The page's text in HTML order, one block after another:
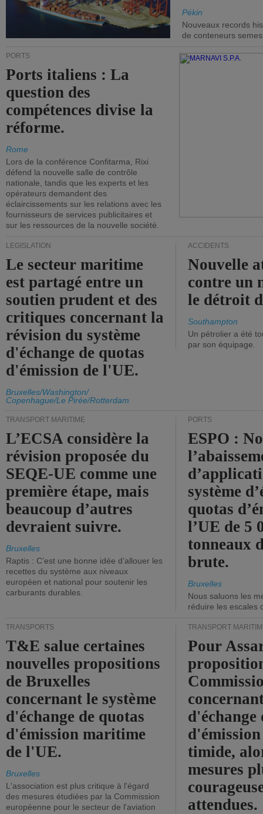
Pékin
Nouveaux records
de conteneurs
PORTS
Ports italiens : La
question des
compétences divise la
réforme.
Rome
Lors de la conférence Confitarma, Rixi
défend la nouvelle salle de contrôle
nationale, tandis que les experts et les
opérateurs demandent des
éclaircissements sur les relations avec les
fournisseurs de services publicitaires et
sur les ressources de la nouvelle société.
LÉGISLATION
Le secteur maritime
est partagé entre un
soutien prudent et des
critiques concernant la
révision du système
d'échange de quotas
d'émission de l'UE.
Bruxelles/Washington/
Copenhague/Le Pirée/Rotterdam
ACCIDENTS
Nouvelle
contre un
le détroit
Southampton
Un pétrolier a été
par son équipage.
TRANSPORT MARITIME
L’ECSA considère la
révision proposée du
SEQE-UE comme une
première étape, mais
beaucoup d’autres
devraient suivre.
Bruxelles
Raptis : C’est une bonne idée d’allouer les
recettes du système aux niveaux
européen et national pour soutenir les
carburants durables.
PORTS
ESPO :
système
quotas
l’UE de 5
tonneaux
brute.
Bruxelles
Nous saluons les
réduire les escales
TRANSPORTS
T&E salue certaines
nouvelles propositions
de Bruxelles
concernant le système
d'échange de quotas
d'émission maritime
de l'UE.
Bruxelles
L'association est plus critique à l'égard
des mesures étudiées par la Commission
européenne pour le secteur de l'aviation
TRANSPORT
Pour
d'échange
timide,
mesures
attendues.